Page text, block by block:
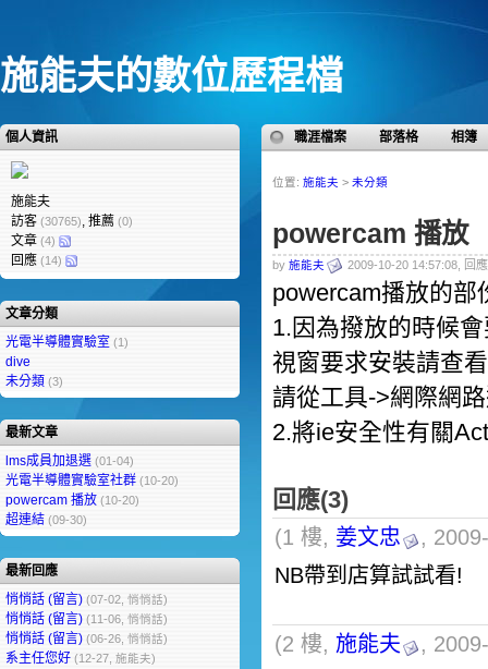
施能夫的數位歷程檔
職涯檔案 部落格 相簿
個人資訊
施能夫
訪客 (30765), 推薦 (0)
文章 (4)
回應 (14)
文章分類
光電半導體實驗室 (1)
dive
未分類 (3)
最新文章
lms成員加退選 (01-04)
光電半導體實驗室社群 (10-20)
powercam 播放 (10-20)
超連結 (09-30)
最新回應
悄悄話 (留言) (07-02, 悄悄話)
悄悄話 (留言) (11-06, 悄悄話)
悄悄話 (留言) (06-26, 悄悄話)
系主任您好 (12-27, 施能夫)
位置: 施能夫 > 未分類
powercam 播放
by 施能夫 2009-10-20 14:57:08, 回
powercam播放的
1.因為撥放的時候
視窗要求安裝請查
請從工具->網際網
2.將ie安全性有關
回應(3)
(1 樓, 姜文忠
,
NB帶到店算試試看!
(2 樓, 施能夫
,